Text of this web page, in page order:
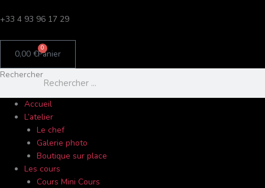
au
+33 4 93 96 17 29
0,00 €
0
Panier
Rechercher
Accueil
L’atelier
Le chef
Galerie photo
Boutique sur place
Les cours
Cours Mini Cours
a
t
é
g
r